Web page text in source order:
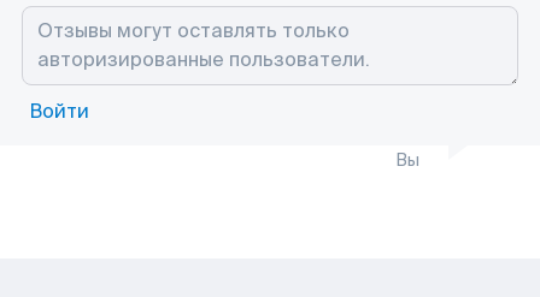
Войти
Вы